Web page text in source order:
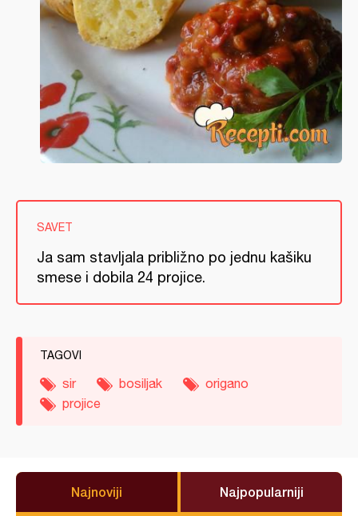
SAVET
Ja sam stavljala približno po jednu kašiku
smese i dobila 24 projice.
TAGOVI
sir bosiljak
origano
projice
Najnoviji Najpopularniji